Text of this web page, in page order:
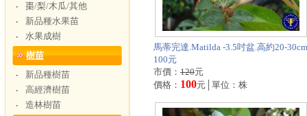
‧
棗/梨/木瓜/其他
‧
新品種水果苗
‧
水果成樹
樹苗
‧
新品種樹苗
‧
高經濟樹苗
‧
造林樹苗
馬蒂完達.Matilda -3.5吋盆.高約20-30cm
100元
市價： 120元
價格： 100元│單位：株